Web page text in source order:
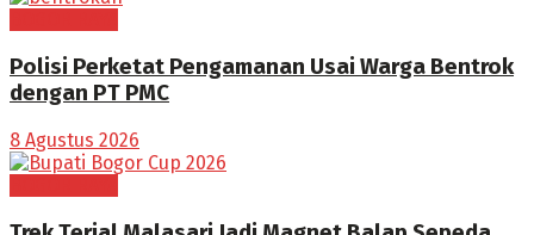
Polisi Perketat Pengamanan Usai Warga Bentrok
dengan PT PMC
8 Agustus 2026